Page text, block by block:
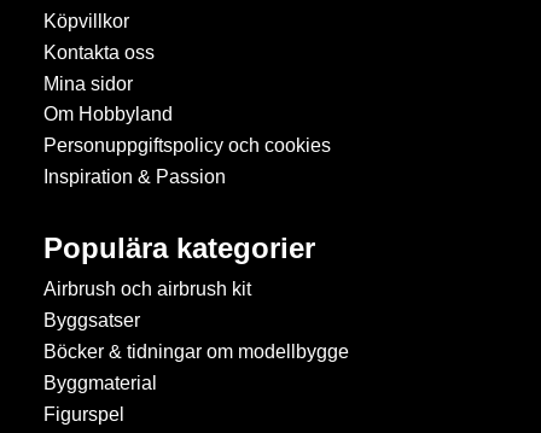
Köpvillkor
Kontakta oss
Mina sidor
Om Hobbyland
Personuppgiftspolicy och cookies
Inspiration & Passion
Populära kategorier
Airbrush och airbrush kit
Byggsatser
Böcker & tidningar om modellbygge
Byggmaterial
Figurspel